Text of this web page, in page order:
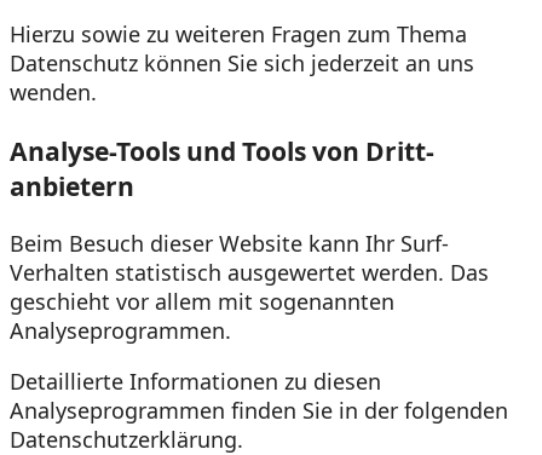
Hierzu sowie zu weiteren Fragen zum Thema
Datenschutz können Sie sich jederzeit an uns
wenden.
Analyse-Tools und Tools von Dritt­
anbietern
Beim Besuch dieser Website kann Ihr Surf-
Verhalten statistisch ausgewertet werden. Das
geschieht vor allem mit sogenannten
Analyseprogrammen.
Detaillierte Informationen zu diesen
Analyseprogrammen finden Sie in der folgenden
Datenschutzerklärung.